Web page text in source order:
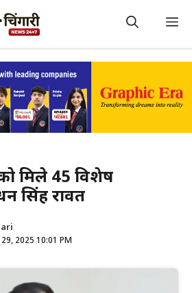
मिले 45 विशेषज्ञ
सिंह रावत
2025 10:01 PM